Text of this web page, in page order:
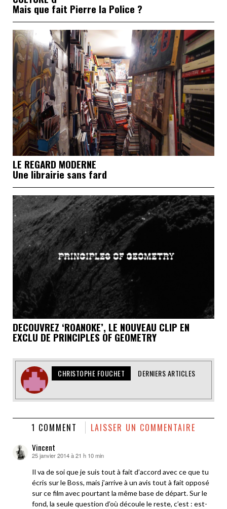
Mais que fait Pierre la Police ?
LE REGARD MODERNE
Une librairie sans fard
DECOUVREZ ‘ROANOKE’, LE NOUVEAU CLIP EN
EXCLU DE PRINCIPLES OF GEOMETRY
CHRISTOPHE FOUCHET DERNIERS ARTICLES
1 COMMENT LAISSER UN COMMENTAIRE
Vincent
dit :
25 janvier 2014 à 21 h 10 min
Il va de soi que je suis tout à fait d’accord avec ce que tu
écris sur le Boss, mais j’arrive à un avis tout à fait opposé
sur ce film avec pourtant la même base de départ. Sur le
fond, la seule question d’où découle le reste, c’est : est-